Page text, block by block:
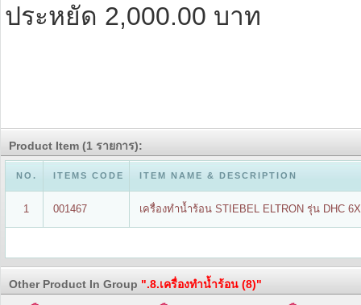
ประหยัด 2,000.00 บาท
Product Item (1 รายการ):
NO. ITEMS CODE ITEM NAME & DESCRIPTION
1 001467 เครื่องทำน้ำร้อน STIEBEL ELTRON รุ่น DHC
Other Product In Group ".8.เครื่องทำน้ำร้อน (8)"